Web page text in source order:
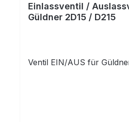
Einlassventil /
Güldner 2D15 / D215
Ventil EIN/AUS für